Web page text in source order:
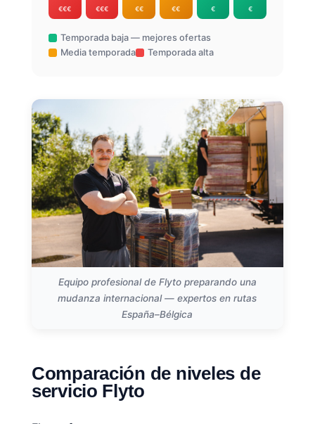
€€€ €€€ €€ €€ € €
Temporada baja — mejores ofertas
Media temporada
Temporada alta
Equipo profesional de Flyto preparando una
mudanza internacional — expertos en rutas
España–Bélgica
Comparación de niveles de
servicio Flyto